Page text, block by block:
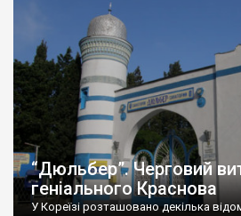
“Дюльбер”. Черговий
геніального Краснова
У Кореїзі розташовано декілька